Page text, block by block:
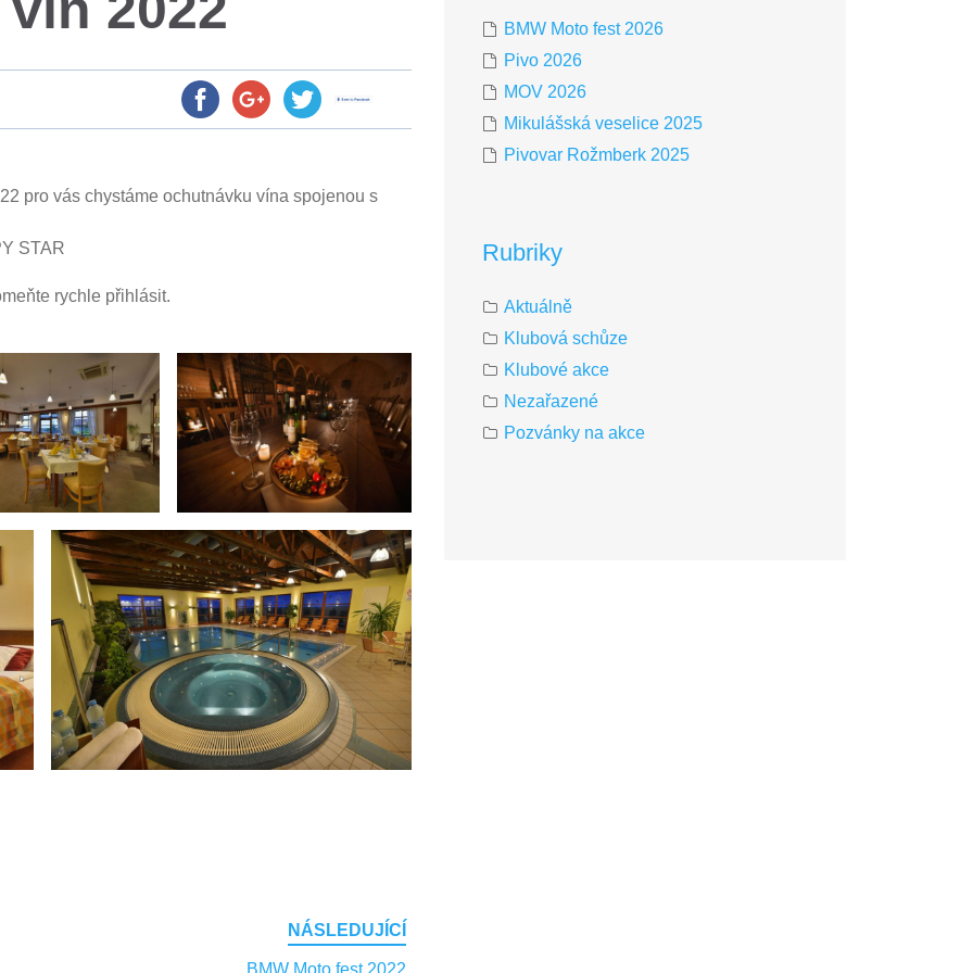
pro vás chystáme ochutnávku vína spojenou s
STAR
rychle přihlásit.
NÁSLEDUJÍCÍ
BMW Moto fest 2026
Pivo 2026
MOV 2026
Mikulášská veselice 2025
Pivovar Rožmberk 2025
Rubriky
Aktuálně
Klubová schůze
Klubové akce
Nezařazené
Pozvánky na akce